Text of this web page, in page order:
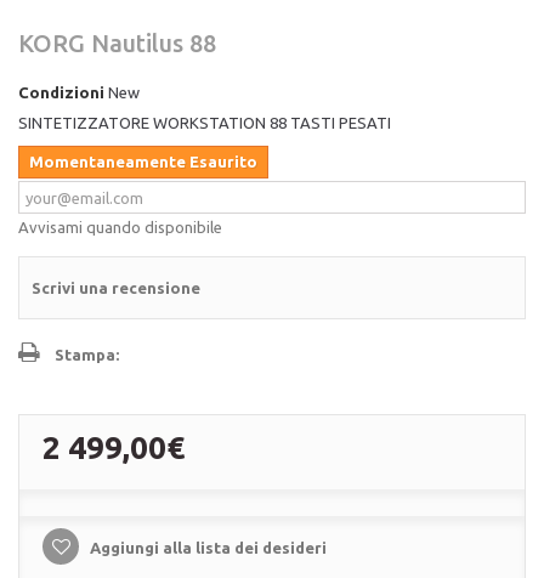
KORG Nautilus 88
Condizioni New
SINTETIZZATORE WORKSTATION 88 TASTI PESATI
Momentaneamente Esaurito
Avvisami quando disponibile
Scrivi una recensione
Stampa:
2 499,00€
Aggiungi alla lista dei desideri